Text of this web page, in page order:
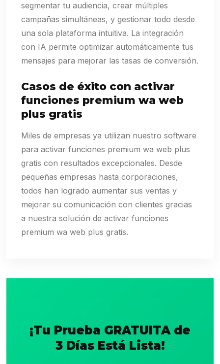
segmentar tu audiencia, crear múltiples
campañas simultáneas, y gestionar todo desde
una sola plataforma intuitiva. La integración
con IA permite optimizar automáticamente tus
mensajes para mejorar las tasas de conversión.
Casos de éxito con activar
funciones premium wa web
plus gratis
Miles de empresas ya utilizan nuestro software
para activar funciones premium wa web plus
gratis con resultados excepcionales. Desde
pequeñas empresas hasta corporaciones,
todos han logrado aumentar sus ventas y
mejorar su comunicación con clientes gracias
a nuestra solución de activar funciones
premium wa web plus gratis.
¡Tu Prueba GRATUITA de
3 Días Está Lista!